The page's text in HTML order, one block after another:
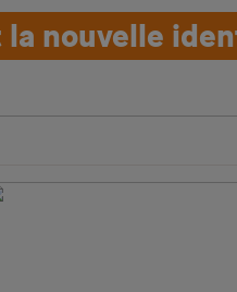
la nouvelle